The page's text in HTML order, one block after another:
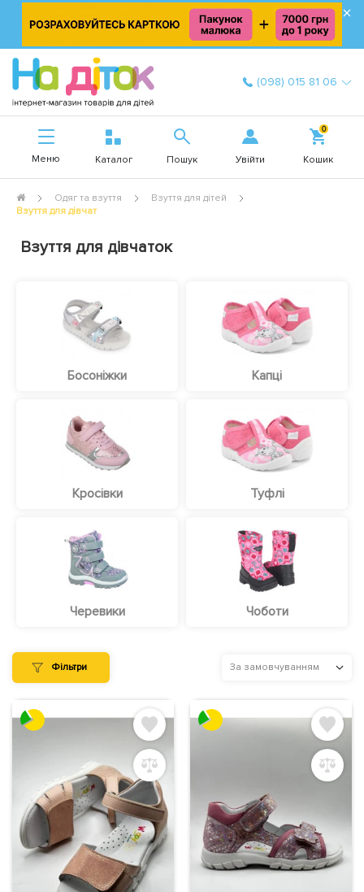
×
(098) 015 81 06
Меню Каталог Пошук Увійти
0
Кошик
Одяг та взуття
Взуття для дітей
Взуття для дівчат
Взуття для дівчаток
Босоніжки Капці
Кросівки Туфлі
Черевики Чоботи
Фільтри За замовчуванням